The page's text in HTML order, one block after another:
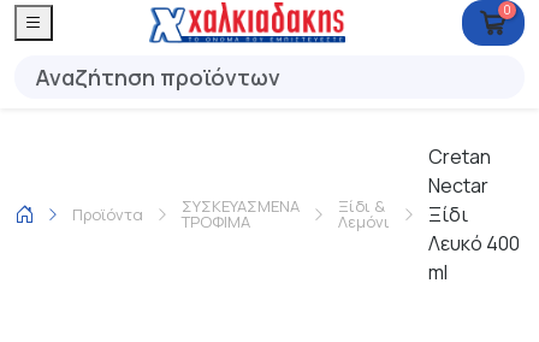
0
Προϊόντα ΣΥΣΚΕΥΑΣΜΕΝΑ
ΤΡΟΦΙΜΑ
Ξίδι &
Λεμόνι
Cretan
Nectar
Ξίδι
Λευκό 400
ml